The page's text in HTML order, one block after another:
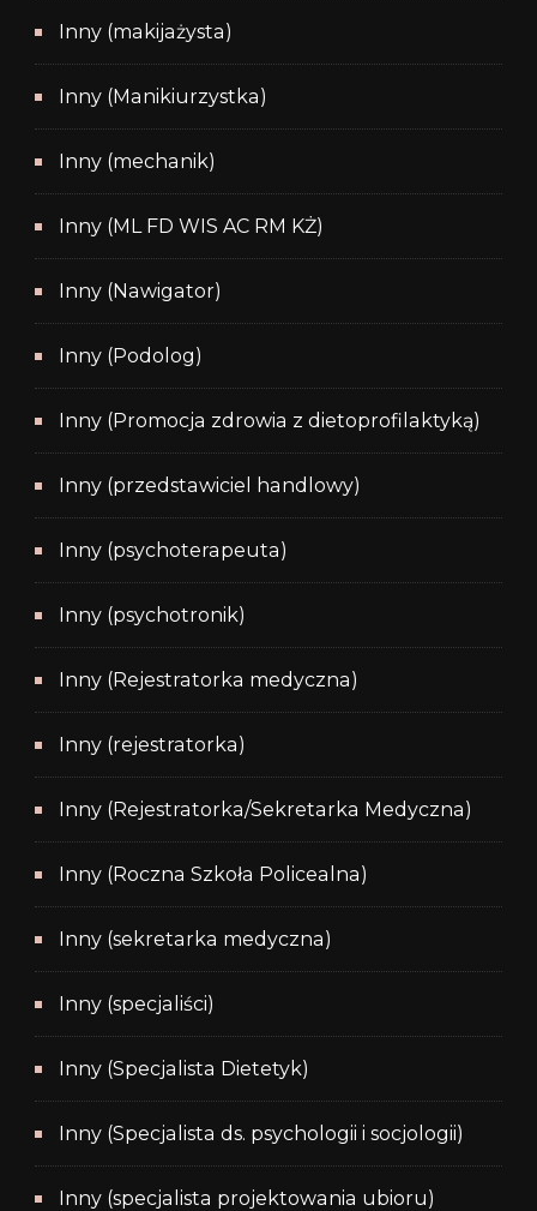
Inny (makijażysta)
Inny (Manikiurzystka)
Inny (mechanik)
Inny (ML FD WIS AC RM KŻ)
Inny (Nawigator)
Inny (Podolog)
Inny (Promocja zdrowia z dietoprofilaktyką)
Inny (przedstawiciel handlowy)
Inny (psychoterapeuta)
Inny (psychotronik)
Inny (Rejestratorka medyczna)
Inny (rejestratorka)
Inny (Rejestratorka/Sekretarka Medyczna)
Inny (Roczna Szkoła Policealna)
Inny (sekretarka medyczna)
Inny (specjaliści)
Inny (Specjalista Dietetyk)
Inny (Specjalista ds. psychologii i socjologii)
Inny (specjalista projektowania ubioru)